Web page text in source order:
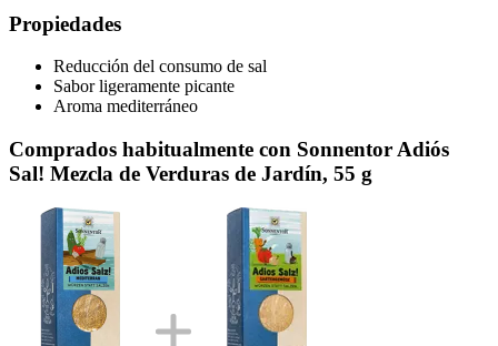
Propiedades
Reducción del consumo de sal
Sabor ligeramente picante
Aroma mediterráneo
Comprados habitualmente con Sonnentor Adiós
Sal! Mezcla de Verduras de Jardín, 55 g